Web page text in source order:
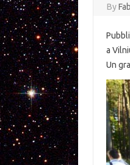
By
a
Un